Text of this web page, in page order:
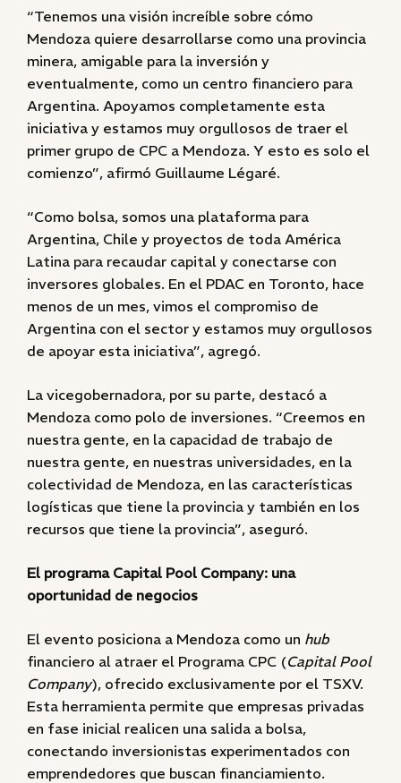
“Tenemos una visión increíble sobre cómo
Mendoza quiere desarrollarse como una provincia
minera, amigable para la inversión y
eventualmente, como un centro financiero para
Argentina. Apoyamos completamente esta
iniciativa y estamos muy orgullosos de traer el
primer grupo de CPC a Mendoza. Y esto es solo el
comienzo”, afirmó Guillaume Légaré.
“Como bolsa, somos una plataforma para
Argentina, Chile y proyectos de toda América
Latina para recaudar capital y conectarse con
inversores globales. En el PDAC en Toronto, hace
menos de un mes, vimos el compromiso de
Argentina con el sector y estamos muy orgullosos
de apoyar esta iniciativa”, agregó.
La vicegobernadora, por su parte, destacó a
Mendoza como polo de inversiones. “Creemos en
nuestra gente, en la capacidad de trabajo de
nuestra gente, en nuestras universidades, en la
colectividad de Mendoza, en las características
logísticas que tiene la provincia y también en los
recursos que tiene la provincia”, aseguró.
El programa Capital Pool Company: una
oportunidad de negocios
El evento posiciona a Mendoza como un hub
financiero al atraer el Programa CPC (Capital Pool
Company), ofrecido exclusivamente por el TSXV.
Esta herramienta permite que empresas privadas
en fase inicial realicen una salida a bolsa,
conectando inversionistas experimentados con
emprendedores que buscan financiamiento.